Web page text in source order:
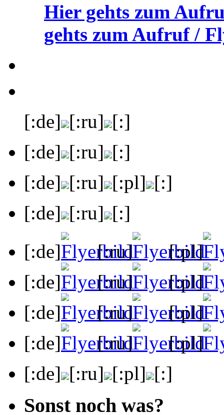
Hier gehts zum
gehts zum Aufruf /
[:de] [:ru] [:]
[:de] [:ru] [:]
[:de] [:ru] [:pl] [:]
[:de] [:ru] [:]
[:de]
[:ru]
[:pl]
[:de]
[:ru]
[:pl]
[:de]
[:ru]
[:pl]
[:de]
[:ru]
[:pl]
[:de] [:ru] [:pl] [:]
Sonst noch was?